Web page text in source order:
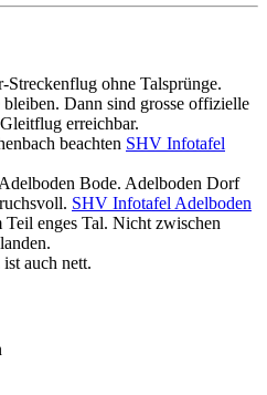
Streckenflug ohne Talsprünge.
Dann sind grosse offizielle
erreichbar.
beachten SHV Infotafel
Bode. Adelboden Dorf
SHV Infotafel Adelboden
enges Tal. Nicht zwischen
auch nett.